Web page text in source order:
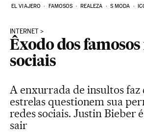
EL VIAJERO FAMOSOS REALEZA S MODA
INTERNET
Êxodo dos famosos
sociais
A enxurrada de insultos faz
estrelas questionem sua
redes sociais. Justin Bieber
sair